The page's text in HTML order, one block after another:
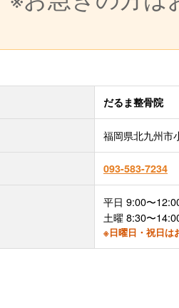
だるま整骨院
福岡県北九州市
093-583-7234
平日 9:00〜
土曜 8:30〜
※日曜日・祝日は